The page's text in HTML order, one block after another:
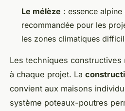
Le mélèze : essence alpine
recommandée pour les
les zones climatiques
Les techniques
à chaque projet. La
convient aux maisons
système poteaux-poutres